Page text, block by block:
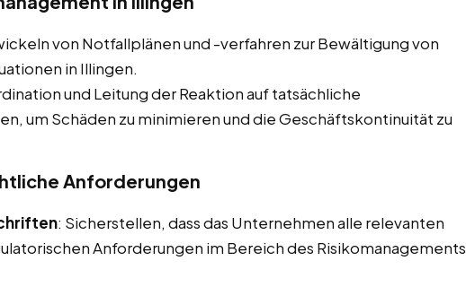
von Notfallplänen und -verfahren zur Bewältigung von
in Illingen.
und Leitung der Reaktion auf tatsächliche
um Schäden zu minimieren und die Geschäftskontinuität zu
Anforderungen
: Sicherstellen, dass das Unternehmen alle relevanten
Anforderungen im Bereich des Risikomanagements